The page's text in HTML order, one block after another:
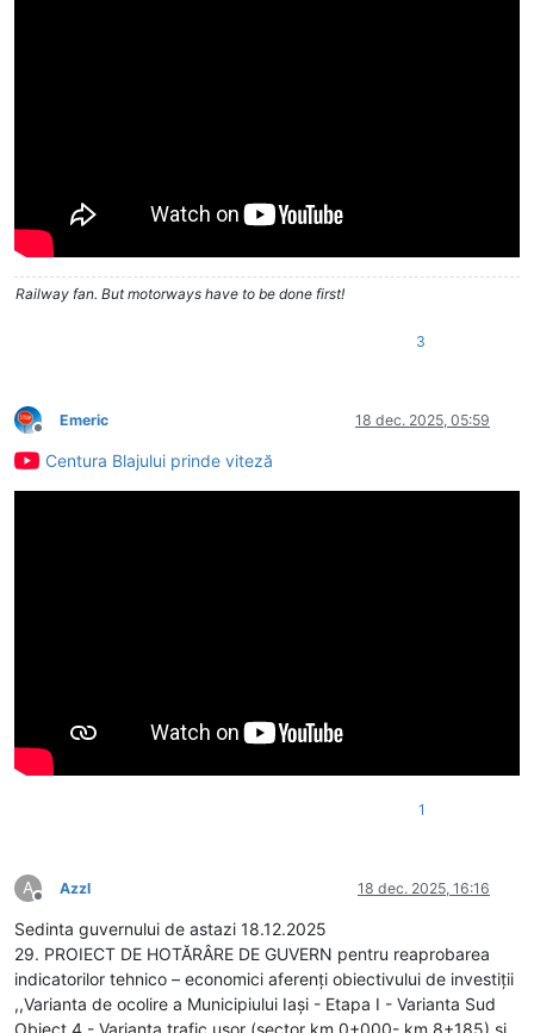
Railway fan. But motorways have to be done first!
3
Deconectat
Emeric 18 dec. 2025, 05:59
Centura Blajului prinde viteză
1
A
Deconectat
Azzl 18 dec. 2025, 16:16
Sedinta guvernului de astazi 18.12.2025
29. PROIECT DE HOTĂRÂRE DE GUVERN pentru reaprobarea
indicatorilor tehnico – economici aferenţi obiectivului de investiţii
,,Varianta de ocolire a Municipiului Iaşi - Etapa I - Varianta Sud